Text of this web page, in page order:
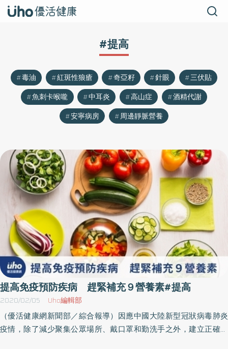
#提高
毒油 紅斑性狼瘡 奇亞籽 針眼
三伏貼
魚刺卡喉嚨
中耳炎 高山症
酒精代謝
安寧病房
周邊靜脈營養
提高免疫預防疾病 趕緊補充９營養素#提高
2020/02/05 Uho編輯部
（優活健康網新聞部／綜合報導）因應中國大陸新型冠狀病毒肺炎
疫情，除了減少聚集公眾場所、戴口罩和勤洗手之外，建立正確的